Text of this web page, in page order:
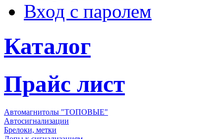
Вход с паролем
Каталог
Прайс лист
Автомагнитолы "ТОПОВЫЕ"
Автосигнализации
Брелоки, метки